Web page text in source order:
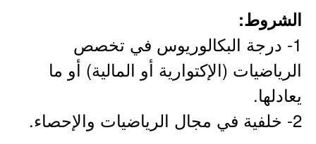
الشروط:
1- درجة البكالوريوس في تخصص
الرياضيات (الإكتوارية أو المالية) أو ما
يعادلها.
2- خلفية في مجال الرياضيات والإحصاء.